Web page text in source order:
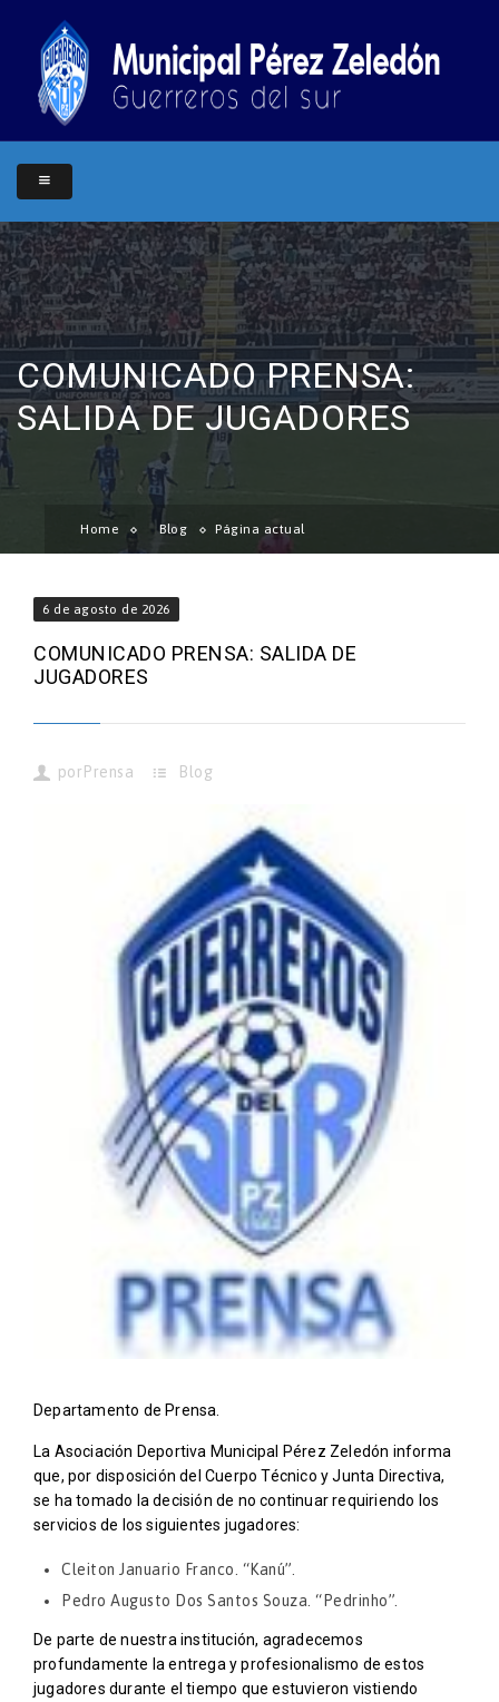
COMUNICADO PRENSA:
SALIDA DE JUGADORES
Home Blog Página actual
6 de agosto de 2026
COMUNICADO PRENSA: SALIDA DE
JUGADORES
por Prensa Blog
Departamento de Prensa.
La Asociación Deportiva Municipal Pérez Zeledón informa
que, por disposición del Cuerpo Técnico y Junta Directiva,
se ha tomado la decisión de no continuar requiriendo los
servicios de los siguientes jugadores:
Cleiton Januario Franco. “Kanú”.
Pedro Augusto Dos Santos Souza. “Pedrinho”.
De parte de nuestra institución, agradecemos
profundamente la entrega y profesionalismo de estos
jugadores durante el tiempo que estuvieron vistiendo